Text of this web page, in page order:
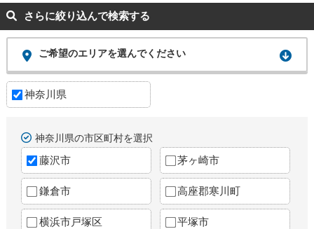
さらに絞り込んで検索する
ご希望のエリアを選んでください
神奈川県
神奈川県の市区町村を選択
藤沢市 茅ヶ崎市
鎌倉市 高座郡寒川町
横浜市戸塚区 平塚市